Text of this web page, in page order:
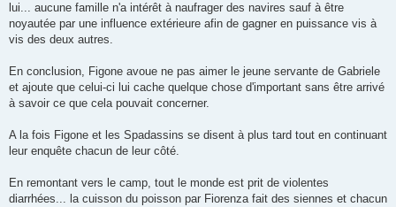
lui... aucune famille n'a intérêt à naufrager des navires sauf à être
noyautée par une influence extérieure afin de gagner en puissance vis à
vis des deux autres.
En conclusion, Figone avoue ne pas aimer le jeune servante de Gabriele
et ajoute que celui-ci lui cache quelque chose d'important sans être arrivé
à savoir ce que cela pouvait concerner.
A la fois Figone et les Spadassins se disent à plus tard tout en continuant
leur enquête chacun de leur côté.
En remontant vers le camp, tout le monde est prit de violentes
diarrhées... la cuisson du poisson par Fiorenza fait des siennes et chacun